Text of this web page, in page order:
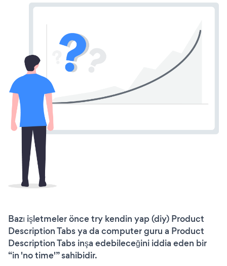
Bazı işletmeler önce try kendin yap (diy) Product
Description Tabs ya da computer guru a Product
Description Tabs inşa edebileceğini iddia eden bir
“in 'no time'” sahibidir.